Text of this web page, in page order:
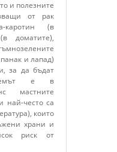
и полезните
от рак
каротин (в
доматите),
и лапад)
за да бъдат
е в
мастните
най-често са
които
храни и
риск от